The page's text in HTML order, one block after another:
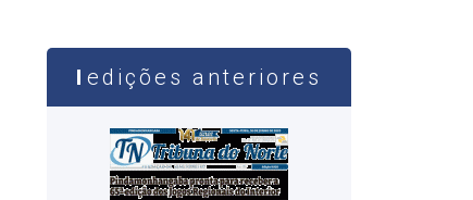
edições anteriores